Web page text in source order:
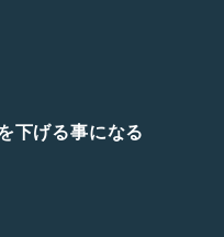
下げる事になる